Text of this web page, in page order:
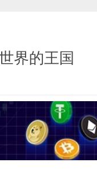
界的王国